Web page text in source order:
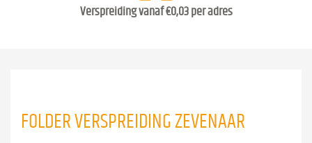
Verspreiding vanaf €0,03 per adres
FOLDER VERSPREIDING ZEVENAAR